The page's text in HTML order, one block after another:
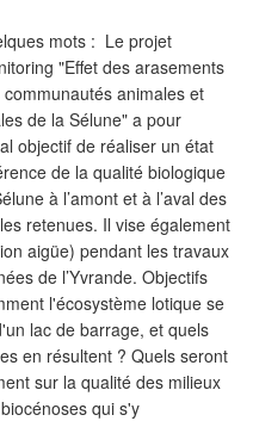
mots : Le projet
"Effet des arasements
animales et
de la Sélune" a pour
objectif de réaliser un état
de la qualité biologique
à l’amont et à l’aval des
retenues. Il vise également
aigüe) pendant les travaux
de l’Yvrande. Objectifs
l'écosystème lotique se
lac de barrage, et quels
en résultent ? Quels seront
sur la qualité des milieux
qui s'y